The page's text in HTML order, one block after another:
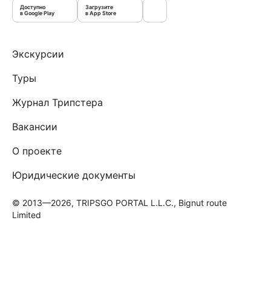
Доступно
в Google Play
Загрузите
в App Store
Экскурсии
Туры
Журнал Трипстера
Вакансии
О проекте
Юридические документы
© 2013—2026, TRIPSGO PORTAL L.L.C., Bignut route
Limited